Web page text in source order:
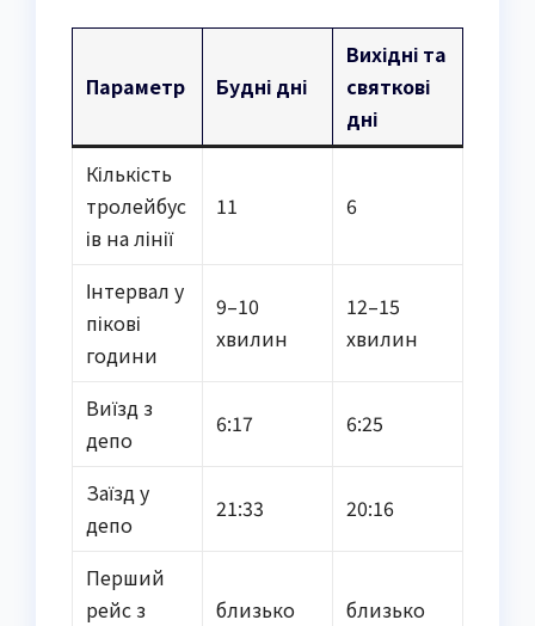
Параметр Будні дні
Вихідні та
святкові
дні
Кількість
тролейбус
ів на лінії
11 6
Інтервал у
пікові
години
9–10
хвилин
12–15
хвилин
Виїзд з
депо
6:17 6:25
Заїзд у
депо
21:33 20:16
Перший
рейс з
близько
близько